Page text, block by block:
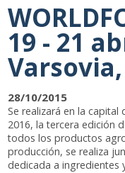
19 - 21
28/10/2015
Se realizará en la
2016, la tercera edición
todos los productos
producción, se realiza
dedicada a ingredientes